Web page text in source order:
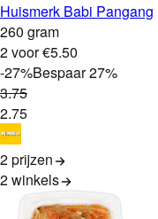
Huismerk Babi Pangang
260 gram
2 voor €5.50
-27%Bespaar27%
3.75
2.75
2 prijzen
2winkels